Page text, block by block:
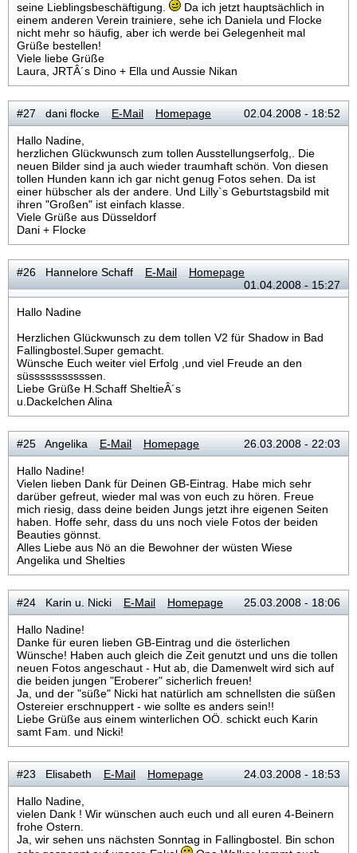
seine Lieblingsbeschäftigung.
Da ich jetzt hauptsächlich in
einem anderen Verein trainiere, sehe ich Daniela und Flocke
nicht mehr so häufig, aber ich werde bei Gelegenheit mal
Grüße bestellen!
Viele liebe Grüße
Laura, JRTÂ´s Dino + Ella und Aussie Nikan
#27 dani flocke E-Mail Homepage 02.04.2008 - 18:52
Hallo Nadine,
herzlichen Glückwunsch zum tollen Ausstellungserfolg,. Die
neuen Bilder sind ja auch wieder traumhaft schön. Von diesen
tollen Hunden kann ich gar nicht genug Fotos sehen. Da ist
einer hübscher als der andere. Und Lilly`s Geburtstagsbild mit
ihren "Großen" ist einfach klasse.
Viele Grüße aus Düsseldorf
Dani + Flocke
#26 Hannelore Schaff E-Mail
Homepage
01.04.2008 - 15:27
Hallo Nadine
Herzlichen Glückwunsch zu dem tollen V2 für Shadow in Bad
Fallingbostel.Super gemacht.
Wünsche Euch weiter viel Erfolg ,und viel Freude an den
süsssssssssssen.
Liebe Grüße H.Schaff SheltieÂ´s
u.Dackelchen Alina
#25 Angelika E-Mail Homepage 26.03.2008 - 22:03
Hallo Nadine!
Vielen lieben Dank für Deinen GB-Eintrag. Habe mich sehr
darüber gefreut, wieder mal was von euch zu hören. Freue
mich riesig, dass deine beiden Jungs jetzt ihre eigenen Seiten
haben. Hoffe sehr, dass du uns noch viele Fotos der beiden
Beauties gönnst.
Alles Liebe aus Nö an die Bewohner der wüsten Wiese
Angelika und Shelties
#24 Karin u. Nicki E-Mail Homepage 25.03.2008 - 18:06
Hallo Nadine!
Danke für euren lieben GB-Eintrag und die österlichen
Wünsche! Haben auch gleich die Zeit genutzt und uns die tollen
neuen Fotos angeschaut - Hut ab, die Damenwelt wird sich auf
die beiden jungen "Eroberer" sicherlich freuen!
Ja, und der "süße" Nicki hat natürlich am schnellsten die süßen
Ostereier erschnuppert - wie sollte es anders sein!!
Liebe Grüße aus einem winterlichen OÖ. schickt euch Karin
samt Fam. und Nicki!
#23 Elisabeth E-Mail Homepage 24.03.2008 - 18:53
Hallo Nadine,
vielen Dank ! Wir wünschen auch euch und all euren 4-Beinern
frohe Ostern.
Ja, wir sehen uns nächsten Sonntag in Fallingbostel. Bin schon